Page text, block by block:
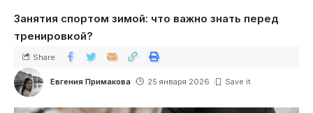
Занятия спортом зимой: что важно знать перед
тренировкой?
Евгения Примакова 25 января 2026
Share